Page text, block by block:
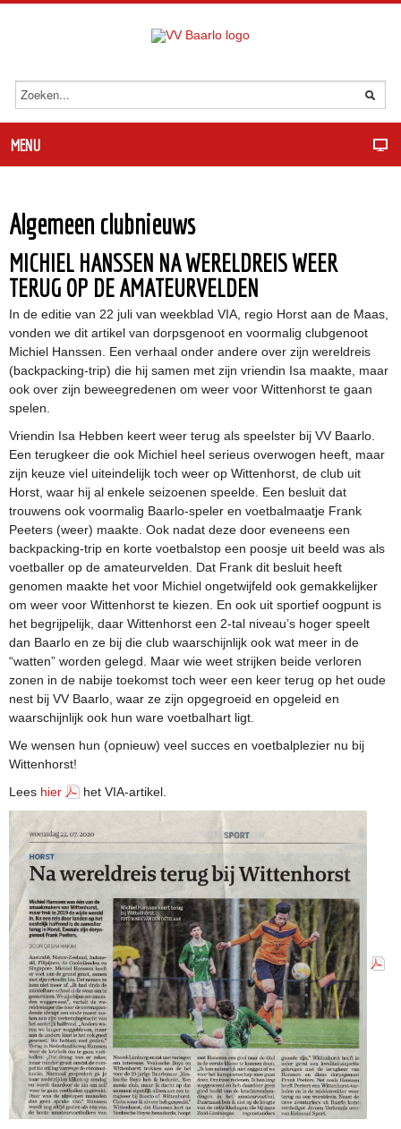
MENU
Algemeen clubnieuws
MICHIEL HANSSEN NA WERELDREIS WEER
TERUG OP DE AMATEURVELDEN
In de editie van 22 juli van weekblad VIA, regio Horst aan de Maas,
vonden we dit artikel van dorpsgenoot en voormalig clubgenoot
Michiel Hanssen. Een verhaal onder andere over zijn wereldreis
(backpacking-trip) die hij samen met zijn vriendin Isa maakte, maar
ook over zijn beweegredenen om weer voor Wittenhorst te gaan
spelen.
Vriendin Isa Hebben keert weer terug als speelster bij VV Baarlo.
Een terugkeer die ook Michiel heel serieus overwogen heeft, maar
zijn keuze viel uiteindelijk toch weer op Wittenhorst, de club uit
Horst, waar hij al enkele seizoenen speelde. Een besluit dat
trouwens ook voormalig Baarlo-speler en voetbalmaatje Frank
Peeters (weer) maakte. Ook nadat deze door eveneens een
backpacking-trip en korte voetbalstop een poosje uit beeld was als
voetballer op de amateurvelden. Dat Frank dit besluit heeft
genomen maakte het voor Michiel ongetwijfeld ook gemakkelijker
om weer voor Wittenhorst te kiezen. En ook uit sportief oogpunt is
het begrijpelijk, daar Wittenhorst een 2-tal niveau’s hoger speelt
dan Baarlo en ze bij die club waarschijnlijk ook wat meer in de
“watten” worden gelegd. Maar wie weet strijken beide verloren
zonen in de nabije toekomst toch weer een keer terug op het oude
nest bij VV Baarlo, waar ze zijn opgegroeid en opgeleid en
waarschijnlijk ook hun ware voetbalhart ligt.
We wensen hun (opnieuw) veel succes en voetbalplezier nu bij
Wittenhorst!
Lees hier het VIA-artikel.